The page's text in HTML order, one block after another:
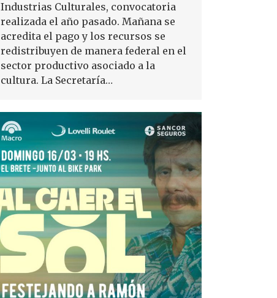
Industrias Culturales, convocatoria
realizada el año pasado. Mañana se
acredita el pago y los recursos se
redistribuyen de manera federal en el
sector productivo asociado a la
cultura. La Secretaría…